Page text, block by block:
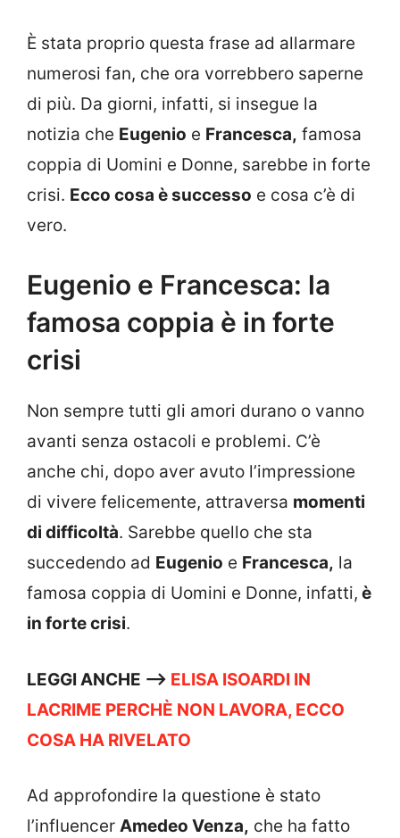
È stata proprio questa frase ad allarmare
numerosi fan, che ora vorrebbero saperne
di più. Da giorni, infatti, si insegue la
notizia che Eugenio e Francesca, famosa
coppia di Uomini e Donne, sarebbe in forte
crisi. Ecco cosa è successo e cosa c’è di
vero.
Eugenio e Francesca: la
famosa coppia è in forte
crisi
Non sempre tutti gli amori durano o vanno
avanti senza ostacoli e problemi. C’è
anche chi, dopo aver avuto l’impressione
di vivere felicemente, attraversa momenti
di difficoltà. Sarebbe quello che sta
succedendo ad Eugenio e Francesca, la
famosa coppia di Uomini e Donne, infatti, è
in forte crisi.
LEGGI ANCHE –> ELISA ISOARDI IN
LACRIME PERCHÈ NON LAVORA, ECCO
COSA HA RIVELATO
Ad approfondire la questione è stato
l’influencer Amedeo Venza, che ha fatto